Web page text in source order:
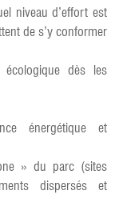
niveau d’effort est
de s’y conformer
dès les
énergétique et
» du parc (sites
dispersés et